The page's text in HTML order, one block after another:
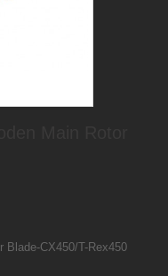
Blade-CX450/T-Rex450